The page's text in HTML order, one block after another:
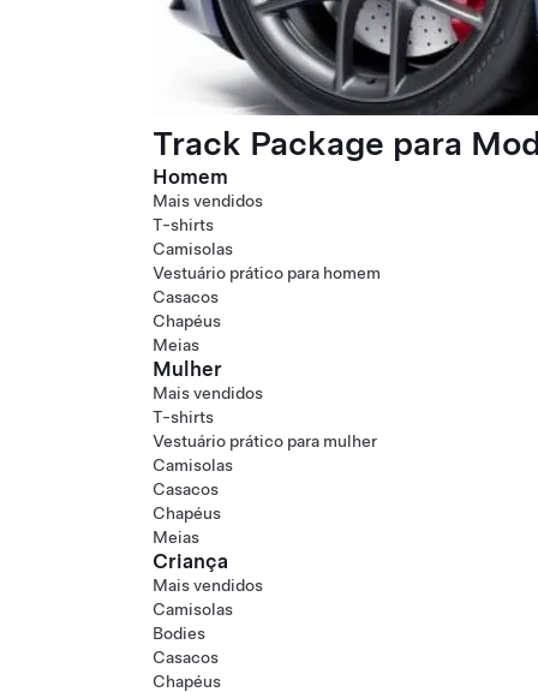
Track Package para
Homem
Mais vendidos
T-shirts
Camisolas
Vestuário prático para homem
Casacos
Chapéus
Meias
Mulher
Mais vendidos
T-shirts
Vestuário prático para mulher
Camisolas
Casacos
Chapéus
Meias
Criança
Mais vendidos
Camisolas
Bodies
Casacos
Chapéus